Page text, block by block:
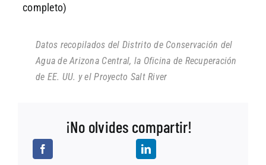
completo)
Datos recopilados del Distrito de Conservación del
Agua de Arizona Central, la Oficina de Recuperación
de EE. UU. y el Proyecto Salt River
¡No olvides compartir!